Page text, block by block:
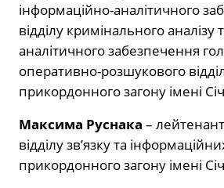
інформаційно-аналітичного
відділу кримінального аналізу
аналітичного забезпечення
оперативно-розшукового
прикордонного загону імені
Максима Руснака –
відділу зв’язку та
прикордонного загону імені